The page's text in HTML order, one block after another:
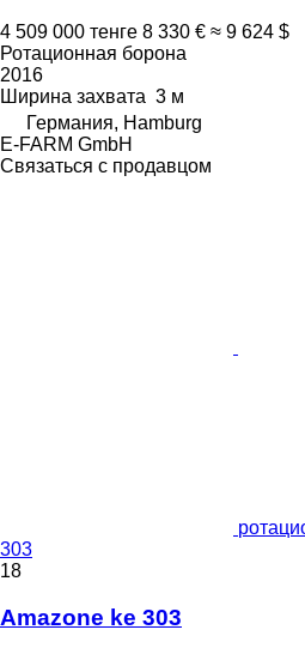
4 509 000 тенге 8 330 € ≈ 9 624 $
Ротационная борона
2016
Ширина захвата 3 м
Германия, Hamburg
E-FARM GmbH
Связаться с продавцом
303
18
Amazone ke 303